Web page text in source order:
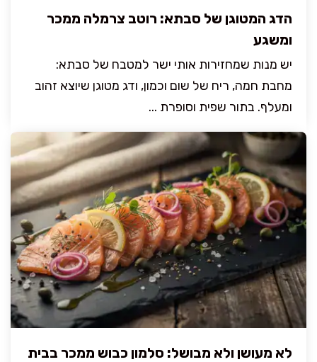
הדג המטוגן של סבתא: רוטב צרמלה ממכר
ומשגע
יש מנות שמחזירות אותי ישר למטבח של סבתא:
מחבת חמה, ריח של שום וכמון, ודג מטוגן שיוצא זהוב
ומעלף. בתור שפית וסופרת ...
לא מעושן ולא מבושל: סלמון כבוש ממכר בבית